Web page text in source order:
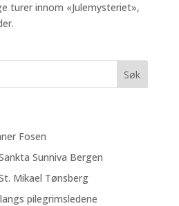
turer innom «Julemysteriet»,
Fosen
Sunniva Bergen
Mikael Tønsberg
pilegrimsledene